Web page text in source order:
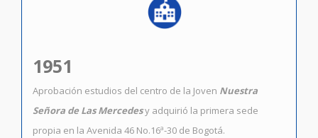
1951
Aprobación estudios del centro de la Joven Nuestra
Señora de Las Mercedesy adquirió la primera sede
propia en la Avenida 46 No.16ª-30 de Bogotá.